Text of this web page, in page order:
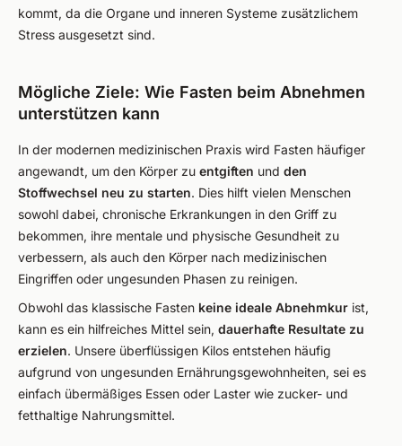
kommt, da die Organe und inneren Systeme zusätzlichem
Stress ausgesetzt sind.
Mögliche Ziele: Wie Fasten beim Abnehmen
unterstützen kann
In der modernen medizinischen Praxis wird Fasten häufiger
angewandt, um den Körper zu entgiften und den
Stoffwechsel neu zu starten. Dies hilft vielen Menschen
sowohl dabei, chronische Erkrankungen in den Griff zu
bekommen, ihre mentale und physische Gesundheit zu
verbessern, als auch den Körper nach medizinischen
Eingriffen oder ungesunden Phasen zu reinigen.
Obwohl das klassische Fasten keine ideale Abnehmkur ist,
kann es ein hilfreiches Mittel sein, dauerhafte Resultate zu
erzielen. Unsere überflüssigen Kilos entstehen häufig
aufgrund von ungesunden Ernährungsgewohnheiten, sei es
einfach übermäßiges Essen oder Laster wie zucker- und
fetthaltige Nahrungsmittel.